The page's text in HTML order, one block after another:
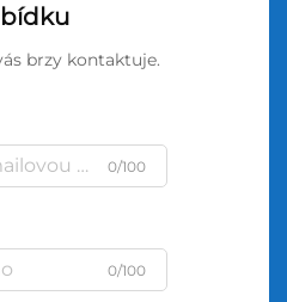
brzy kontaktuje.
0/100
0/100